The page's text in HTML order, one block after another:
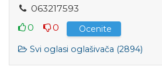
063217593
0
0
Ocenite
Svi oglasi oglašivača (2894)